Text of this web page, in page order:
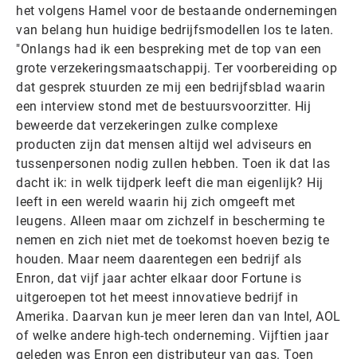
het volgens Hamel voor de bestaande ondernemingen
van belang hun huidige bedrijfsmodellen los te laten.
"Onlangs had ik een bespreking met de top van een
grote verzekeringsmaatschappij. Ter voorbereiding op
dat gesprek stuurden ze mij een bedrijfsblad waarin
een interview stond met de bestuursvoorzitter. Hij
beweerde dat verzekeringen zulke complexe
producten zijn dat mensen altijd wel adviseurs en
tussenpersonen nodig zullen hebben. Toen ik dat las
dacht ik: in welk tijdperk leeft die man eigenlijk? Hij
leeft in een wereld waarin hij zich omgeeft met
leugens. Alleen maar om zichzelf in bescherming te
nemen en zich niet met de toekomst hoeven bezig te
houden. Maar neem daarentegen een bedrijf als
Enron, dat vijf jaar achter elkaar door Fortune is
uitgeroepen tot het meest innovatieve bedrijf in
Amerika. Daarvan kun je meer leren dan van Intel, AOL
of welke andere high-tech onderneming. Vijftien jaar
geleden was Enron een distributeur van gas. Toen